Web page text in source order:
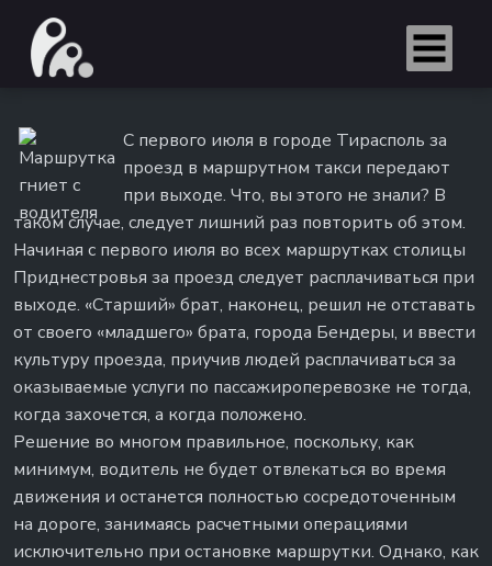
С первого июля в городе Тирасполь за
проезд в маршрутном такси передают
при выходе. Что, вы этого не знали? В
таком случае, следует лишний раз повторить об этом.
Начиная с первого июля во всех маршрутках столицы
Приднестровья за проезд следует расплачиваться при
выходе. «Старший» брат, наконец, решил не отставать
от своего «младшего» брата, города Бендеры, и ввести
культуру проезда, приучив людей расплачиваться за
оказываемые услуги по пассажироперевозке не тогда,
когда захочется, а когда положено.
Решение во многом правильное, поскольку, как
минимум, водитель не будет отвлекаться во время
движения и останется полностью сосредоточенным
на дороге, занимаясь расчетными операциями
исключительно при остановке маршрутки. Однако, как